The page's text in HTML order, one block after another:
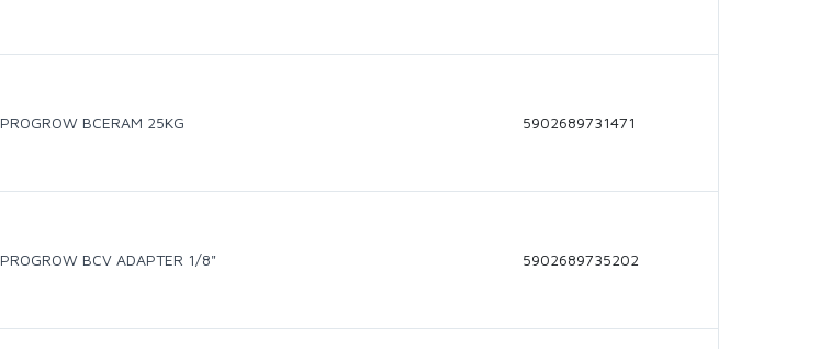
PROGROW BCERAM 25KG 5902689731471
PROGROW BCV ADAPTER 1/8" 5902689735202